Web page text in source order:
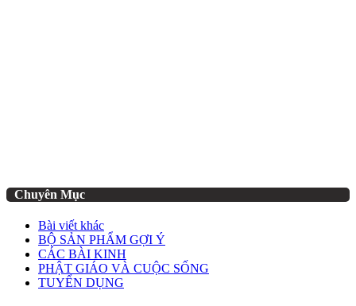
Chuyên Mục
Bài viết khác
BỘ SẢN PHẨM GỢI Ý
CÁC BÀI KINH
PHẬT GIÁO VÀ CUỘC SỐNG
TUYỂN DỤNG